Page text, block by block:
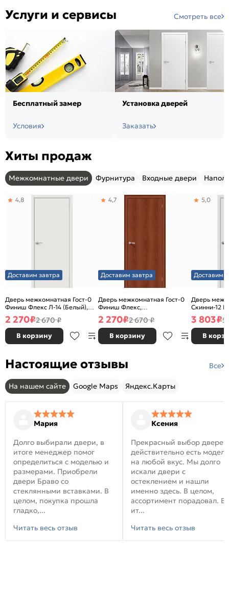
Услуги и сервисы Смотреть все
Бесплатный замер
Условия
Установка дверей
Заказать
Хиты продаж
Межкомнатные двери Фурнитура Входные двери
Доставим завтра
Дверь межкомнатная Гост-0
Финиш Флекс Л-14 (Белый),
глухая, каркасно-щитовая
4,8
2 270₽2 670 ₽
В корзину
Доставим завтра
Дверь межкомнатная Гост-0
Финиш Флекс,
Ламинированные Л-11
(ИталОрех), глухая, каркасно-
щитовая
4,7
2 270₽2 670 ₽
В корзину
Доставим
Дверь
Скинни-12
глухая,
5,0
3 803₽5
В
Настоящие отзывы Все
На нашем сайте Google Maps Яндекс.Карты
Мария
Долго выбирали двери, в
итоге менеджер помог
определиться с моделью и
размерами. Приобрели
двери Браво со
стеклянными вставками. В
целом, покупка прошла
гладко,...
Читать весь отзыв
Ксения
Прекрасный выбор
действительно есть модели
на любой вкус. Мы долго
искали двери с
остеклением и нашли
именно здесь. В целом,
ассортимент порадовал. В
ит...
Читать весь отзыв